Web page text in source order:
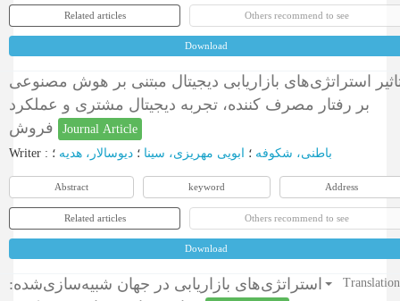
Related articles Others recommend to see
Download
استراتژی‌های بازاریابی دیجیتال مبتنی بر هوش مصنوعی
بر رفتار مصرف کننده، تجربه دیجیتال مشتری و عملکرد
Journal Article
Writer : باطنی، شکوفه ؛ ابویی مهریزی، سینا ؛ ديوسالار، هديه ؛
Abstract keyword Address
Related articles Others recommend to see
Download
استراتژی‌های بازاریابی در جهان شبیه‌سازی‌شده:
Translation